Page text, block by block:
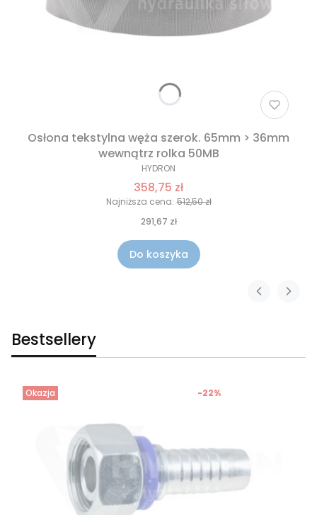
Osłona tekstylna węża szerok. 65mm > 36mm
wewnątrz rolka 50MB
HYDRON
358,75 zł
Najniższa cena: 512,50 zł
291,67 zł
Do koszyka
Bestsellery
Okazja -22%